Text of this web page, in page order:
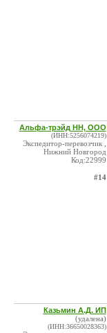
Альфа-трэйд НН, ООО
(ИНН:5256074219)
Экспедитор-перевозчик ,
Нижний Новгород
Код:22999
#14
Казьмин А.Д. ИП
(удалена)
(ИНН:36650028363)